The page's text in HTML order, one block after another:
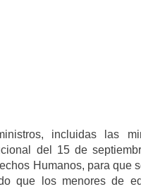
incluidas las
del 15 de
Humanos, para que
que los menores de